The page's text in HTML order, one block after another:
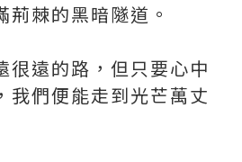
棘的黑暗隧道。
很遠的路，但只要心中
我們便能走到光芒萬丈